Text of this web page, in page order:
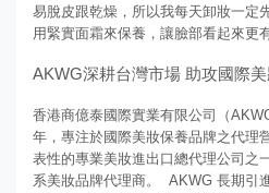
易脫皮跟乾燥，所以我每天卸妝一定
用緊實面霜來保養，讓臉部看起來更
AKWG深耕台灣市場 助攻國際
香港商億泰國際實業有限公司（
年，專注於國際美妝保養品牌之代理
表性的專業美妝進出口總代理公司之
系美妝品牌代理商。 AKWG 長期引